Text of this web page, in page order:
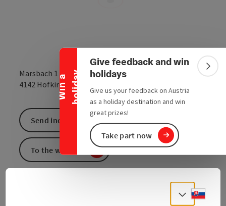
W
i
n
a
h
o
l
i
d
a y
Collapse banner
Give feedback and win
holidays
Give us your feedback on Austria
as a holiday destination and win
great prizes!
Take part now
Marsbach 1
4142 Hofkirchen im Mühlkreis
Marsbach was first mentioned in a document in 1075
Send inquiry
To the website
Select